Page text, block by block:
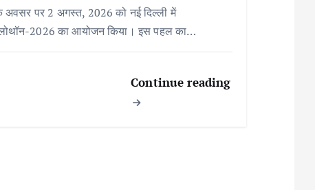
अवसर पर 2 अगस्त, 2026 को नई दिल्ली में
2026 का आयोजन किया। इस पहल का…
Continue reading